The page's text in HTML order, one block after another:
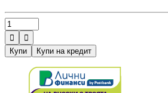


Купи
Купи на кредит